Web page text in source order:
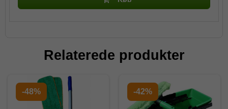
Relaterede produkter
-48% -42%